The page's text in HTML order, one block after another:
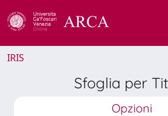
IRIS
Sfoglia per
Opzioni